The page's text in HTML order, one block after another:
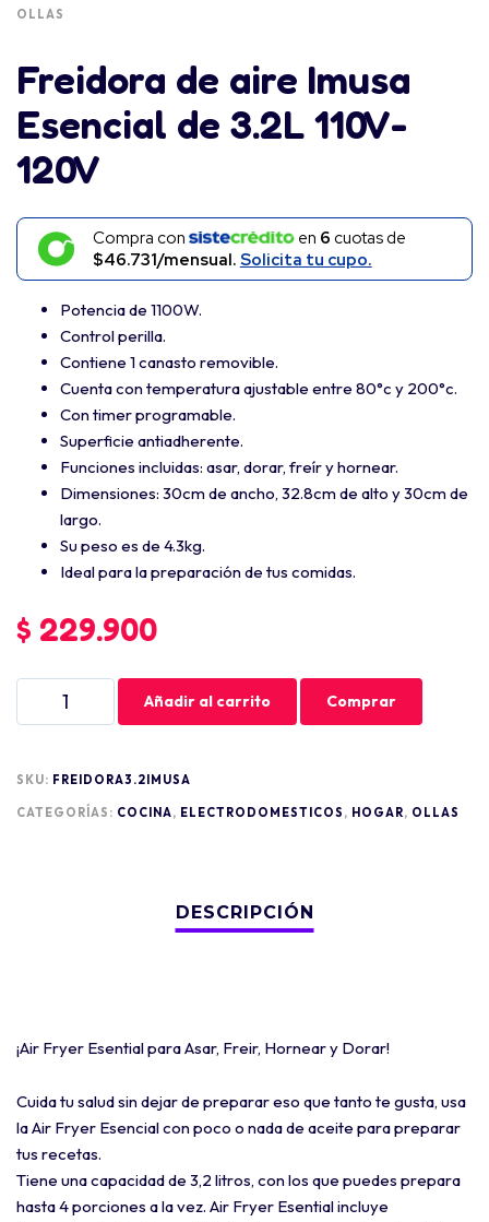
OLLAS
Freidora de aire Imusa
Esencial de 3.2L 110V-
120V
Compra con en 6 cuotas de
$46.731/mensual. Solicita tu cupo.
Potencia de 1100W.
Control perilla.
Contiene 1 canasto removible.
Cuenta con temperatura ajustable entre 80°c y 200°c.
Con timer programable.
Superficie antiadherente.
Funciones incluidas: asar, dorar, freír y hornear.
Dimensiones: 30cm de ancho, 32.8cm de alto y 30cm de
largo.
Su peso es de 4.3kg.
Ideal para la preparación de tus comidas.
$ 229.900
Añadir al carrito Comprar
SKU: FREIDORA3.2IMUSA
CATEGORÍAS: COCINA, ELECTRODOMESTICOS , HOGAR, OLLAS
¡Air Fryer Esential para Asar, Freir, Hornear y Dorar!
Cuida tu salud sin dejar de preparar eso que tanto te gusta, usa
la Air Fryer Esencial con poco o nada de aceite para preparar
tus recetas.
Tiene una capacidad de 3,2 litros, con los que puedes prepara
hasta 4 porciones a la vez. Air Fryer Esential incluye